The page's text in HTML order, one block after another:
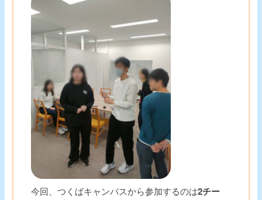
今回、つくばキャンパスから参加するのは2チー